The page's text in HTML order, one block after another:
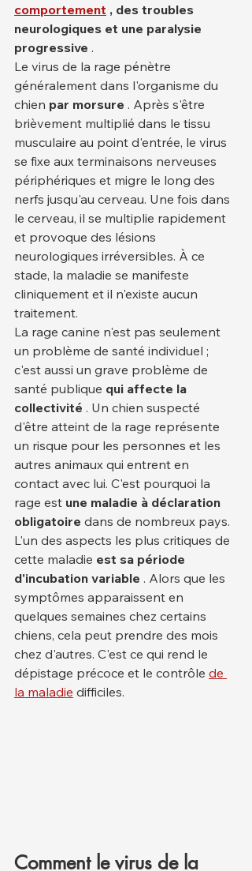
comportement , des troubles
neurologiques et une paralysie
progressive .
Le virus de la rage pénètre
généralement dans l'organisme du
chien par morsure . Après s'être
brièvement multiplié dans le tissu
musculaire au point d'entrée, le virus
se fixe aux terminaisons nerveuses
périphériques et migre le long des
nerfs jusqu'au cerveau. Une fois dans
le cerveau, il se multiplie rapidement
et provoque des lésions
neurologiques irréversibles. À ce
stade, la maladie se manifeste
cliniquement et il n'existe aucun
traitement.
La rage canine n'est pas seulement
un problème de santé individuel ;
c'est aussi un grave problème de
santé publique qui affecte la
collectivité . Un chien suspecté
d'être atteint de la rage représente
un risque pour les personnes et les
autres animaux qui entrent en
contact avec lui. C'est pourquoi la
rage est une maladie à déclaration
obligatoire dans de nombreux pays.
L'un des aspects les plus critiques de
cette maladie est sa période
d'incubation variable . Alors que les
symptômes apparaissent en
quelques semaines chez certains
chiens, cela peut prendre des mois
chez d'autres. C'est ce qui rend le
dépistage précoce et le contrôle de
la maladie difficiles.
Comment le virus de la